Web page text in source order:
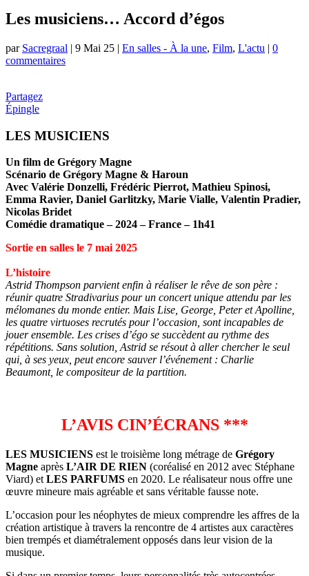
Les musiciens… Accord d’égos
par Sacregraal | 9 Mai 25 | En salles - À la une, Film, L'actu | 0
commentaires
Partagez
Épingle
LES MUSICIENS
Un film de Grégory Magne
Scénario de Grégory Magne & Haroun
Avec Valérie Donzelli, Frédéric Pierrot, Mathieu Spinosi,
Emma Ravier, Daniel Garlitzky, Marie Vialle, Valentin Pradier,
Nicolas Bridet
Comédie dramatique – 2024 – France – 1h41
Sortie en salles le 7 mai 2025
L’histoire
Astrid Thompson parvient enfin à réaliser le rêve de son père :
réunir quatre Stradivarius pour un concert unique attendu par les
mélomanes du monde entier. Mais Lise, George, Peter et Apolline,
les quatre virtuoses recrutés pour l’occasion, sont incapables de
jouer ensemble. Les crises d’égo se succèdent au rythme des
répétitions. Sans solution, Astrid se résout à aller chercher le seul
qui, à ses yeux, peut encore sauver l’événement : Charlie
Beaumont, le compositeur de la partition.
L’AVIS CIN’ÉCRANS ***
LES MUSICIENS est le troisième long métrage de Grégory
Magne après L’AIR DE RIEN (coréalisé en 2012 avec Stéphane
Viard) et LES PARFUMS en 2020. Le réalisateur nous offre une
œuvre mineure mais agréable et sans véritable fausse note.
L’occasion pour les néophytes de mieux comprendre les affres de la
création artistique à travers la rencontre de 4 artistes aux caractères
bien trempés et diamétralement opposés dans leur vision de la
musique.